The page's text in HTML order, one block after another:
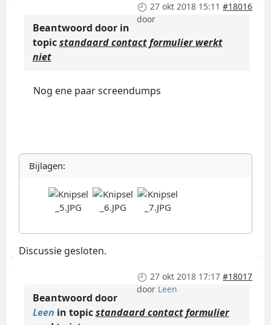
27 okt 2018 15:11 #18016
door
Beantwoord door in
topicstandaard contact formulier werkt
niet
Nog ene paar screendumps
Bijlagen:
Discussie gesloten.
27 okt 2018 17:17 #18017
door Leen
Beantwoord door
Leen in topicstandaard contact formulier